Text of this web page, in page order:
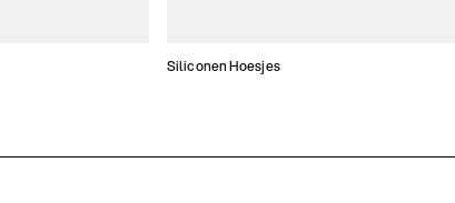
Siliconen Hoesjes